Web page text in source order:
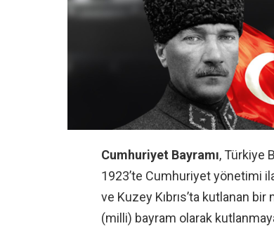
Cumhuriyet Bayramı, Türkiye
1923’te Cumhuriyet yönetimi
ve Kuzey Kıbrıs’ta kutlanan bir
(milli) bayram olarak